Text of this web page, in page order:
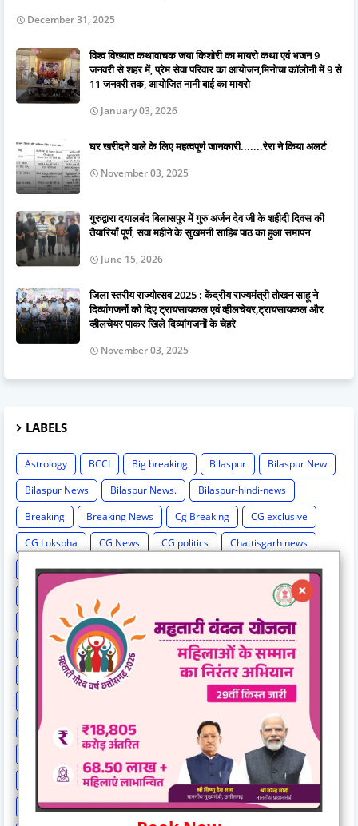
December 31, 2025
विश्व विख्यात कथावाचक जया किशोरी का मायरो कथा एवं भजन 9
जनवरी से शहर में, प्रेम सेवा परिवार का आयोजन,मिनोचा कॉलोनी में 9 से
11 जनवरी तक, आयोजित नानी बाई का मायरो
January 03, 2026
घर खरीदने वाले के लिए महत्वपूर्ण जानकारी.......रेरा ने किया अलर्ट
November 03, 2025
गुरुद्वारा दयालबंद बिलासपुर में गुरु अर्जन देव जी के शहीदी दिवस की
तैयारियाँ पूर्ण, सवा महीने के सुखमनी साहिब पाठ का हुआ समापन
June 15, 2026
जिला स्तरीय राज्योत्सव 2025 : केंद्रीय राज्यमंत्री तोखन साहू ने
दिव्यांगजनों को दिए ट्रायसायकल एवं व्हीलचेयर,ट्रायसायकल और
व्हीलचेयर पाकर खिले दिव्यांगजनों के चेहरे
November 03, 2025
LABELS
Astrology BCCI Big breaking Bilaspur
Bilaspur New
Bilaspur News
Bilaspur News.
Bilaspur-hindi-news
Breaking
Breaking News Cg Breaking
CG exclusive
CG Loksbha
CG News CG politics
Chattisgarh news
Chh
Chhattisgarh
Chhattisgarh Breaking
Chhattisgarh New
Chhattisgarh News.
Chhattisgarh-hindi-news
Chhattisgarh-news-update
Cricket
Education Election Result
Elections
Entertainment
Exclusive Exit Poll Health
High Cour
IPL
Israel-hamas war
Lok Sabha Election 2024
MP Breaking News
National News
New India Special Story
News Hunt Exclusive
News India Special
News Story
News Times Exclusive
Politics
Rahul Gandhi Railway News
Rajasthan